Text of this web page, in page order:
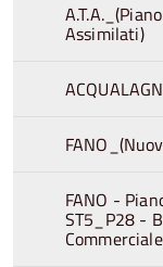
Assimilati)
FANO -
ST5_P28 -